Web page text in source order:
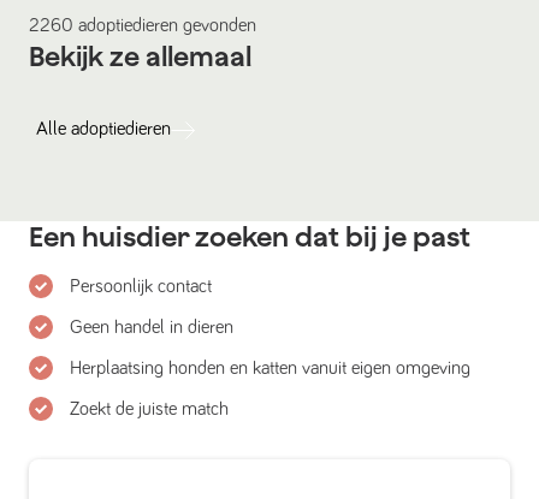
2260 adoptiedieren gevonden
Bekijk ze allemaal
Alle adoptiedieren
Een huisdier zoeken dat bij je past
Persoonlijk contact
Geen handel in dieren
Herplaatsing honden en katten vanuit eigen omgeving
Zoekt de juiste match